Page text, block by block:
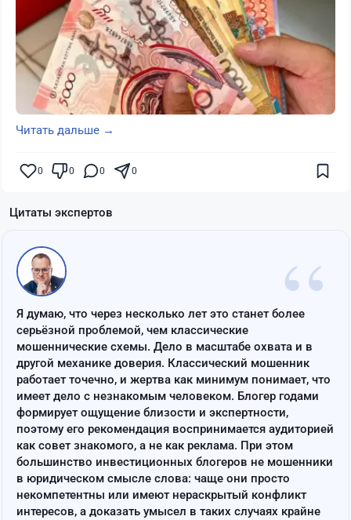
Читать дальше →
0 0 0 0
Цитаты экспертов
“
Я думаю, что через несколько лет это станет более
серьёзной проблемой, чем классические
мошеннические схемы. Дело в масштабе охвата и в
другой механике доверия. Классический мошенник
работает точечно, и жертва как минимум понимает, что
имеет дело с незнакомым человеком. Блогер годами
формирует ощущение близости и экспертности,
поэтому его рекомендация воспринимается аудиторией
как совет знакомого, а не как реклама. При этом
большинство инвестиционных блогеров не мошенники
в юридическом смысле слова: чаще они просто
некомпетентны или имеют нераскрытый конфликт
интересов, а доказать умысел в таких случаях крайне